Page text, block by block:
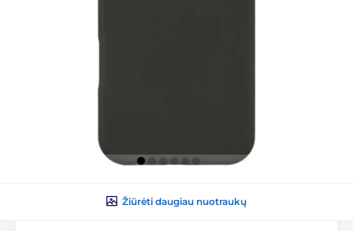
Žiūrėti daugiau nuotraukų